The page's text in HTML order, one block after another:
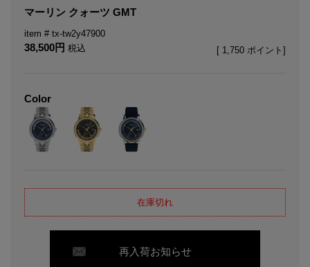
マーリン クォーツ GMT
tx-tw2y47900
38,500 税込 [ 1,750 ポイント]
Color
在庫切れ
再入荷お知らせ